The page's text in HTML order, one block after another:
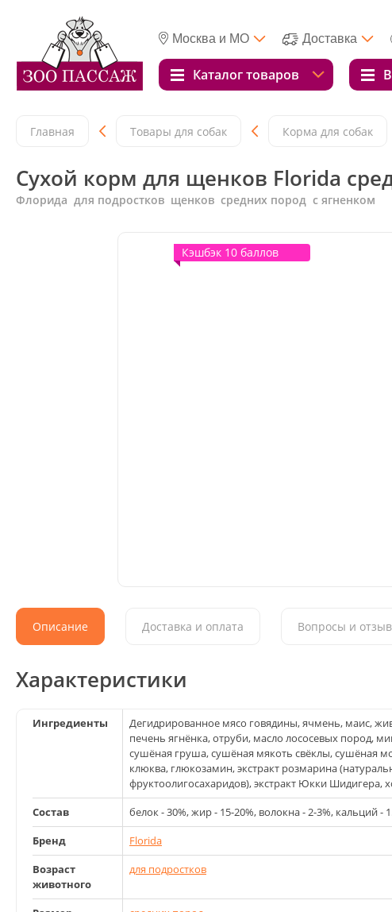
Москва и МО Доставка
Каталог товаров
Главная Товары для собак Корма для собак
Сухой корм для щенков Florida
Флорида для подростков щенков средних пород с ягненком
Кэшбэк 10 баллов
Описание Доставка и оплата Вопросы и
Характеристики
Ингредиенты
Дегидрированное мясо говядины, ячмень, маис,
печень ягнёнка, отруби, масло лососевых пород,
сушёная груша, сушёная мякоть свёклы, сушёная
клюква, глюкозамин, экстракт розмарина
фруктоолигосахаридов), экстракт Юкки Шидигера,
Состав
белок - 30%, жир - 15-20%, волокна - 2-3%, кальций -
Бренд
Florida
Возраст
животного
для подростков